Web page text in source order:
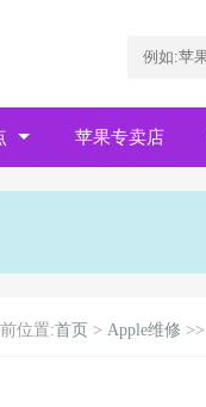
苹果专卖店
位置:首页 > Apple维修 >>